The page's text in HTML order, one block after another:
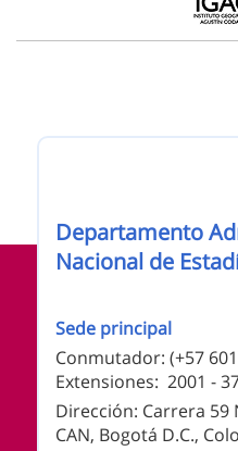
Información de pie de
Nombre de la
Departamento
Nacional de
Sede principal
Conmutador: (+57
Extensiones: 2001 -
Dirección: Carrera 59
CAN, Bogotá D.C.,